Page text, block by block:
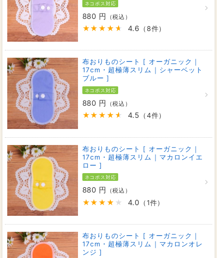
ネコポス対応
880 円 （税込）
4.6 （8件）
布おりものシート [ オーガニック｜
17cm・超極薄スリム｜シャーベット
ブルー ]
ネコポス対応
880 円 （税込）
4.5 （4件）
布おりものシート [ オーガニック｜
17cm・超極薄スリム｜マカロンイエ
ロー ]
ネコポス対応
880 円 （税込）
4.0 （1件）
布おりものシート [ オーガニック｜
17cm・超極薄スリム｜マカロンオレ
ンジ ]